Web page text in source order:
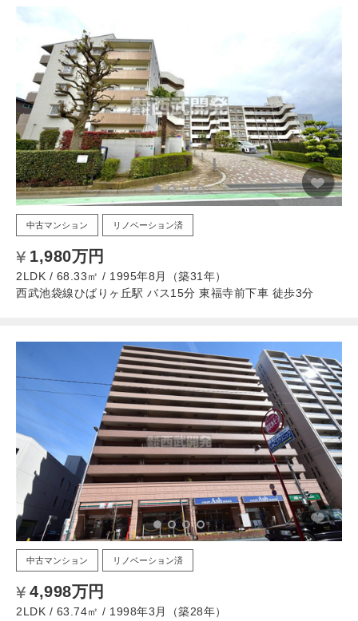
中古マンション リノベーション済
1,980万円
2LDK / 68.33㎡ / 1995年8月（築31年）
西武池袋線ひばりヶ丘駅 バス15分 東福寺前下車 徒歩3分
中古マンション リノベーション済
4,998万円
2LDK / 63.74㎡ / 1998年3月（築28年）